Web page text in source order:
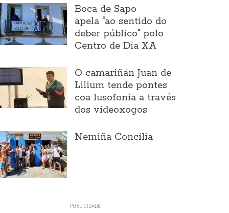
Boca de Sapo
apela "ao sentido do
deber público" polo
Centro de Día XA
O camariñán Juan de
Lilium tende pontes
coa lusofonía a través
dos videoxogos
Nemiña Concilia